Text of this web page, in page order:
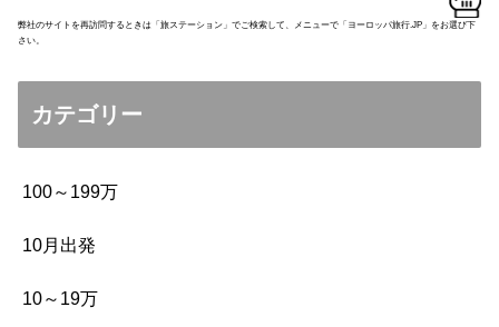
弊社のサイトを再訪問するときは「旅ステーション」でご検索して、メニューで「ヨーロッパ旅行.JP」をお選び下
さい。
カテゴリー
100～199万
10月出発
10～19万